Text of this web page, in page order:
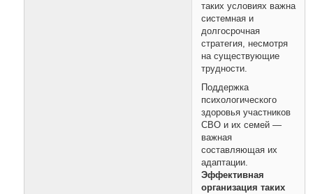
таких условиях важна
системная и
долгосрочная
стратегия, несмотря
на существующие
трудности.
Поддержка
психологического
здоровья участников
СВО и их семей —
важная
составляющая их
адаптации.
Эффективная
организация таких